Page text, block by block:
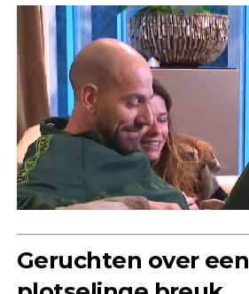
Geruchten over een